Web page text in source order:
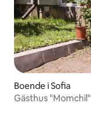
Boende i Sofia
Gästhus "Momchil"